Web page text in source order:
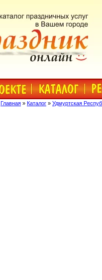
Главная » Каталог » Удмуртская